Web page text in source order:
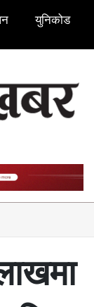
युनिकोड